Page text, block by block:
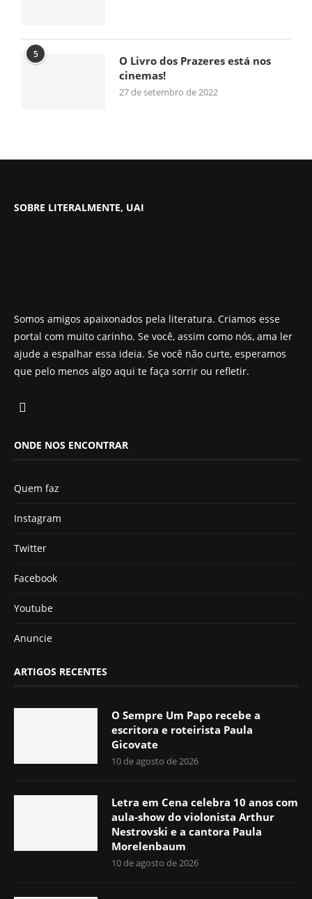
5
O Livro dos Prazeres está nos
cinemas!
27 de setembro de 2022
SOBRE LITERALMENTE, UAI
Somos amigos apaixonados pela literatura. Criamos esse
portal com muito carinho. Se você, assim como nós, ama ler
ajude a espalhar essa ideia. Se você não curte, esperamos
que pelo menos algo aqui te faça sorrir ou refletir.
ONDE NOS ENCONTRAR
Quem faz
Instagram
Twitter
Facebook
Youtube
Anuncie
ARTIGOS RECENTES
O Sempre Um Papo recebe a
escritora e roteirista Paula
Gicovate
10 de agosto de 2026
Letra em Cena celebra 10 anos com
aula-show do violonista Arthur
Nestrovski e a cantora Paula
Morelenbaum
10 de agosto de 2026